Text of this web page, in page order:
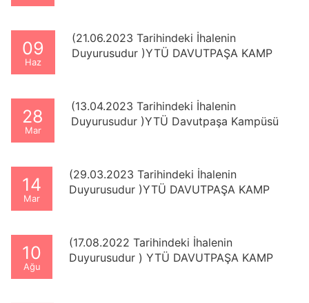
TADILATI YAPIM İŞI
09
Haz
(21.06.2023 Tarihindeki İhalenin
Duyurusudur )YTÜ DAVUTPAŞA KAMP
KABLO ÇEKİLMESİ YAPIM İŞİ
28
Mar
(13.04.2023 Tarihindeki İhalenin
Duyurusudur )YTÜ Davutpaşa Kampüsü
14
Mar
(29.03.2023 Tarihindeki İhalenin
Duyurusudur )YTÜ DAVUTPAŞA KAMP
10
Ağu
(17.08.2022 Tarihindeki İhalenin
Duyurusudur ) YTÜ DAVUTPAŞA KAMP